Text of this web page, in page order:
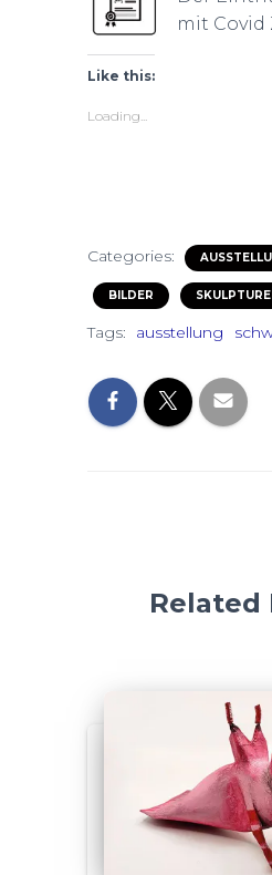
mit Covid
Like this:
Loading...
Categories:
BILDER
Tags: ausstellung
Related